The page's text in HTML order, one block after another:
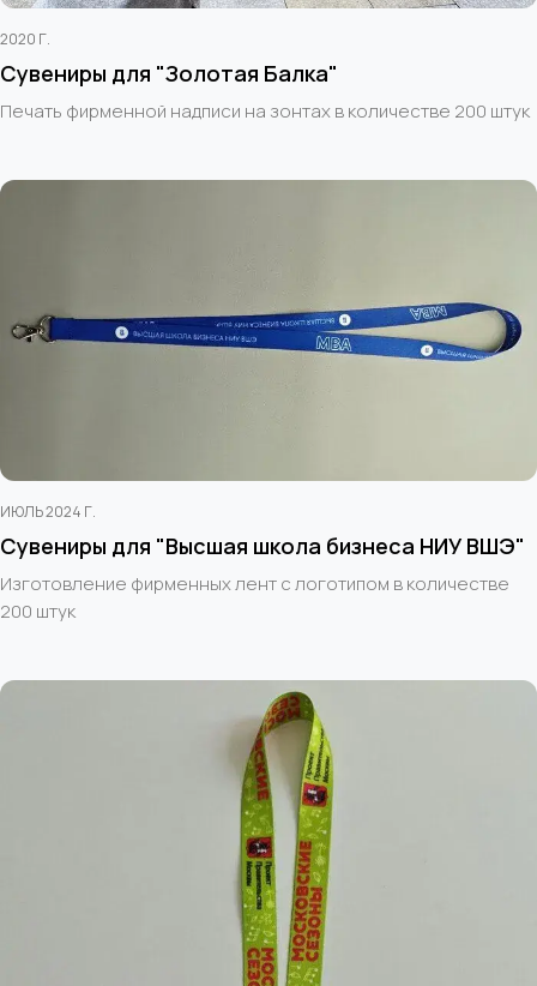
2020 Г.
Сувениры для "Золотая Балка"
Печать фирменной надписи на зонтах в количестве 200 штук
ИЮЛЬ 2024 Г.
Сувениры для "Высшая школа бизнеса НИУ ВШЭ"
Изготовление фирменных лент с логотипом в количестве
200 штук